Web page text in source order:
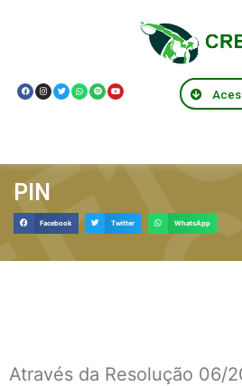
PIN
Facebook Twitter WhatsApp
Através da Resolução 06/